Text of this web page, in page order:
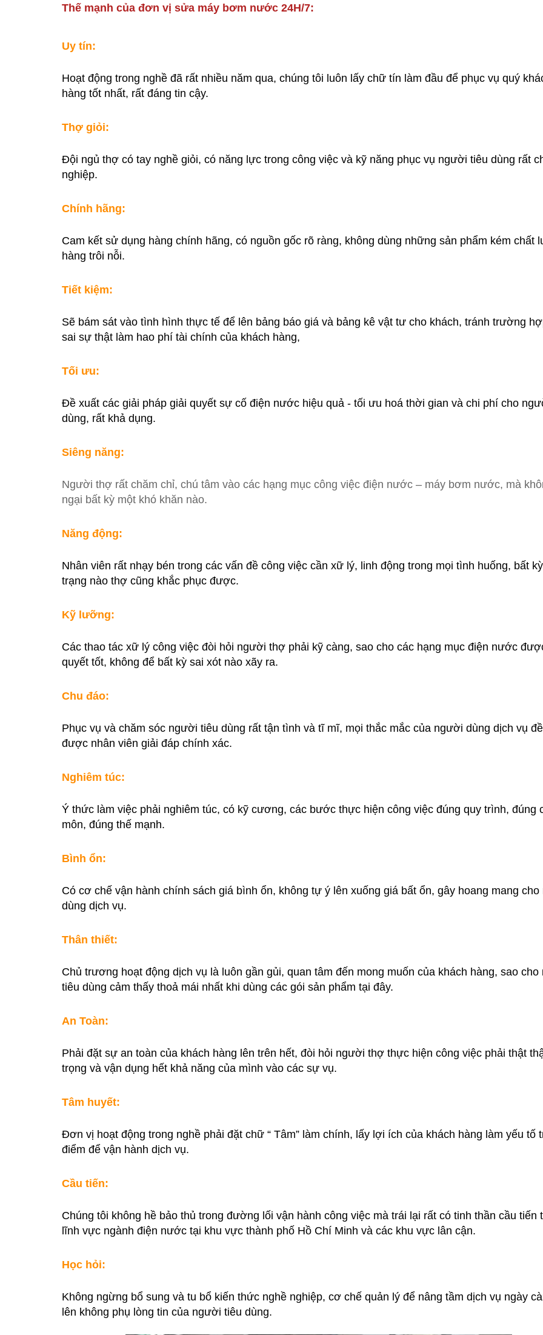
Thế mạnh của đơn vị sửa máy bơm nước 24H/7:
Uy tín:
Hoạt động trong nghề đã rất nhiều năm qua, chúng tôi luôn lấy chữ tín làm đầu để phục vụ quý
hàng tốt nhất, rất đáng tin cậy.
Thợ giỏi:
Đội ngủ thợ có tay nghề giỏi, có năng lực trong công việc và kỹ năng phục vụ người tiêu dùng rất
nghiệp.
Chính hãng:
Cam kết sử dụng hàng chính hãng, có nguồn gốc rõ ràng, không dùng những sản phẩm kém chất
hàng trôi nỗi.
Tiết kiệm:
Sẽ bám sát vào tình hình thực tế để lên bảng báo giá và bảng kê vật tư cho khách, tránh trường
sai sự thật làm hao phí tài chính của khách hàng,
Tối ưu:
Đề xuất các giải pháp giải quyết sự cố điện nước hiệu quả - tối ưu hoá thời gian và chi phí cho
dùng, rất khả dụng.
Siêng năng:
Người thợ rất chăm chỉ, chú tâm vào các hạng mục công việc điện nước – máy bơm nước, mà
ngại bất kỳ một khó khăn nào.
Năng động:
Nhân viên rất nhạy bén trong các vấn đề công việc cần xữ lý, linh động trong mọi tình huống, bất
trạng nào thợ cũng khắc phục được.
Kỹ lưỡng:
Các thao tác xữ lý công việc đòi hỏi người thợ phải kỹ càng, sao cho các hạng mục điện nước
quyết tốt, không để bất kỳ sai xót nào xãy ra.
Chu đáo:
Phục vụ và chăm sóc người tiêu dùng rất tận tình và tĩ mĩ, mọi thắc mắc của người dùng dịch vụ
được nhân viên giải đáp chính xác.
Nghiêm túc:
Ý thức làm việc phải nghiêm túc, có kỹ cương, các bước thực hiện công việc đúng quy trình, đúng
môn, đúng thế mạnh.
Bình ổn:
Có cơ chế vận hành chính sách giá bình ổn, không tự ý lên xuống giá bất ổn, gây hoang mang
dùng dịch vụ.
Thân thiết:
Chủ trương hoạt động dịch vụ là luôn gần gủi, quan tâm đến mong muốn của khách hàng, sao cho
tiêu dùng cảm thấy thoả mái nhất khi dùng các gói sản phẩm tại đây.
An Toàn:
Phải đặt sự an toàn của khách hàng lên trên hết, đòi hỏi người thợ thực hiện công việc phải thật
trọng và vận dụng hết khả năng của mình vào các sự vụ.
Tâm huyết:
Đơn vị hoạt động trong nghề phải đặt chữ “ Tâm” làm chính, lấy lợi ích của khách hàng làm yếu tố
điểm để vận hành dịch vụ.
Cầu tiến:
Chúng tôi không hề bảo thủ trong đường lối vận hành công việc mà trái lại rất có tinh thần cầu tiến
lĩnh vực ngành điện nước tại khu vực thành phố Hồ Chí Minh và các khu vực lân cận.
Học hỏi:
Không ngừng bổ sung và tu bổ kiến thức nghề nghiệp, cơ chế quản lý để nâng tầm dịch vụ ngày
lên không phụ lòng tin của người tiêu dùng.